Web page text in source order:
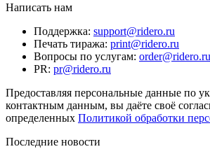
Написать нам
Поддержка: support@ridero.ru
Печать тиража: print@ridero.ru
Вопросы по услугам: order@ridero.ru
PR: pr@ridero.ru
Предоставляя персональные данные по
контактным данным, вы даёте своё
определенных Политикой обработки
Последние новости